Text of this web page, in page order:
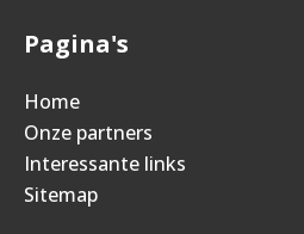
Pagina's
Home
Onze partners
Interessante links
Sitemap